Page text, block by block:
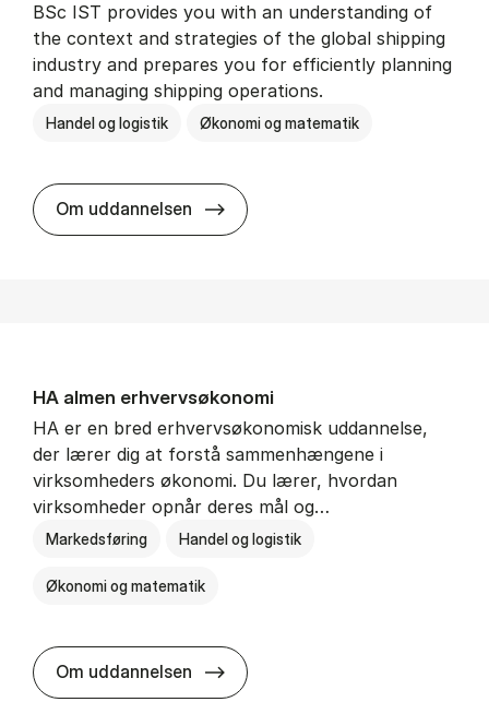
BSc IST provides you with an understanding of
the context and strategies of the global shipping
industry and prepares you for efficiently planning
and managing shipping operations.
Handel og logistik Økonomi og matematik
Om uddannelsen BSc in In­ter­na­tion­al Ship­ping
HA al­men erhvervs­økonomi
HA er en bred erhvervsøkonomisk uddannelse,
der lærer dig at forstå sammenhængene i
virksomheders økonomi. Du lærer, hvordan
virksomheder opnår deres mål og…
Markedsføring Handel og logistik
Økonomi og matematik
Om uddannelsen HA al­men erhvervs­økonomi